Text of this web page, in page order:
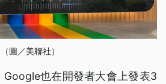
圖／美聯社）
Google也在開發者大會上發表3